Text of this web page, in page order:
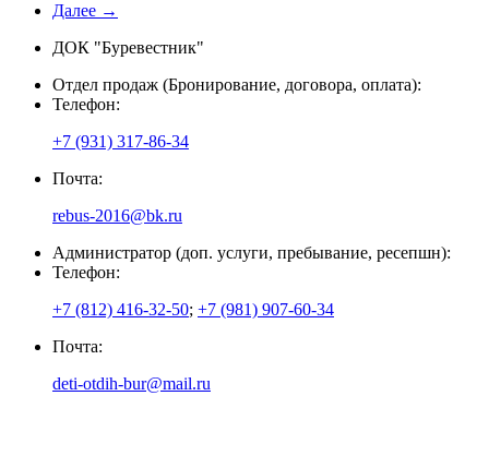
Далее →
ДОК "Буревестник"
Отдел продаж (Бронирование, договора, оплата):
Телефон:
+7 (931) 317-86-34
Почта:
rebus-2016@bk.ru
Администратор (доп. услуги, пребывание, ресепшн):
Телефон:
+7 (812) 416-32-50; +7 (981) 907-60-34
Почта:
deti-otdih-bur@mail.ru